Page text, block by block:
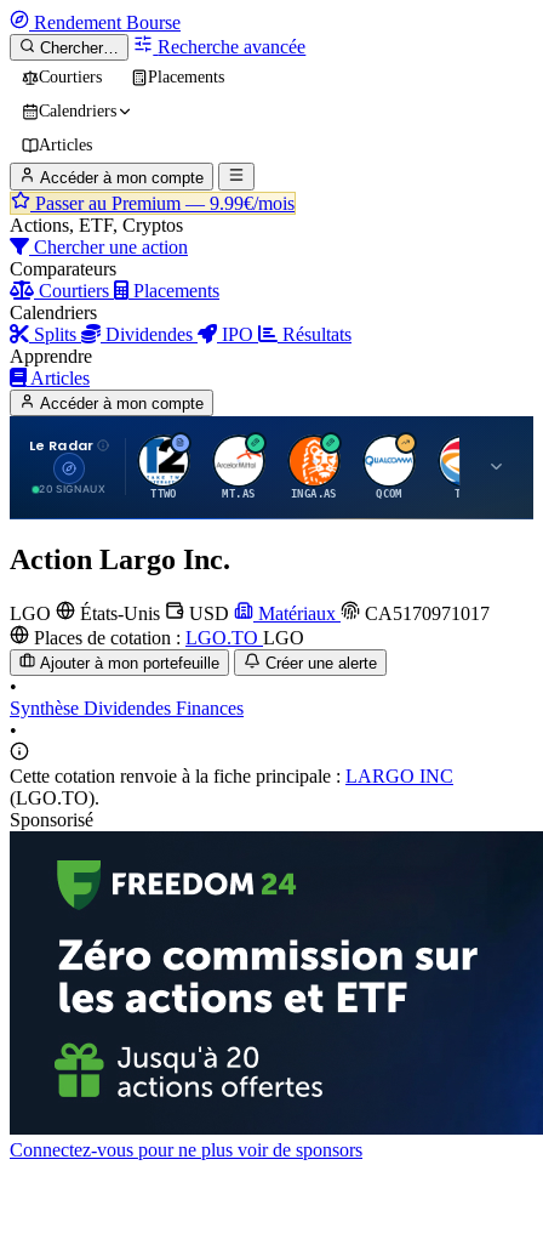
Rendement Bourse
Chercher… Recherche avancée
Courtiers
Placements
Calendriers
Articles
Accéder à mon compte
Passer au Premium — 9.99€/mois
Actions, ETF, Cryptos
Chercher une action
Comparateurs
Courtiers
Placements
Calendriers
Splits
Dividendes IPO
Résultats
Apprendre
Articles
Accéder à mon compte
Le Radar
20 SIGNAUX
T
TTWO
A
MT.AS
I
INGA.AS
Q
QCOM
T
TTE
Action Largo Inc.
LGO États-Unis USD Matériaux
CA5170971017
Places de cotation : LGO.TO LGO
Ajouter à mon portefeuille Créer une alerte
•
Synthèse Dividendes Finances
•
Cette cotation renvoie à la fiche principale : LARGO INC
(LGO.TO).
Sponsorisé
Connectez-vous pour ne plus voir de sponsors